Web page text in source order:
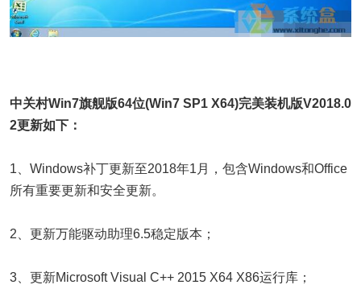
中关村Win7旗舰版64位(Win7 SP1 X64)完美装机版V2018.0
2更新如下：
1、Windows补丁更新至2018年1月，包含Windows和Office
所有重要更新和安全更新。
2、更新万能驱动助理6.5稳定版本；
3、更新Microsoft Visual C++ 2015 X64 X86运行库；